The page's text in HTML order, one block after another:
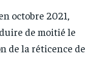
octobre 2021,
de moitié le
de la réticence de